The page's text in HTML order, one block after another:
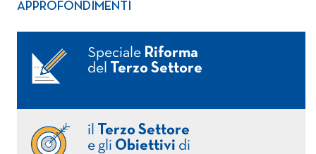
APPROFONDIMENTI
Speciale Riforma
del
Terzo Settore
il
Terzo Settore
e gli Obiettivi di